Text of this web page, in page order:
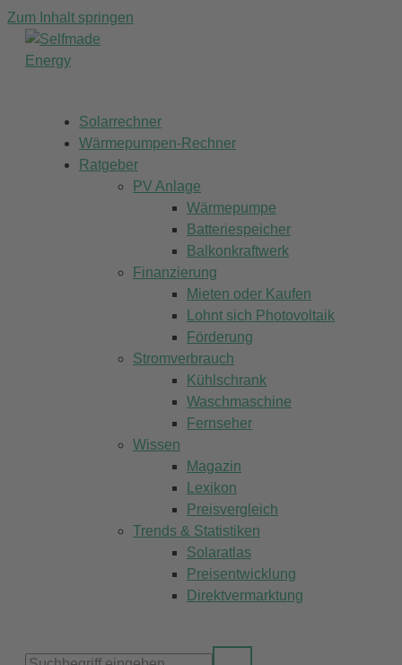
Zum Inhalt springen
Solarrechner
Wärmepumpen-Rechner
Ratgeber
PV Anlage
Wärmepumpe
Batteriespeicher
Balkonkraftwerk
Finanzierung
Mieten oder Kaufen
Lohnt sich Photovoltaik
Förderung
Stromverbrauch
Kühlschrank
Waschmaschine
Fernseher
Wissen
Magazin
Lexikon
Preisvergleich
Trends & Statistiken
Solaratlas
Preisentwicklung
Direktvermarktung